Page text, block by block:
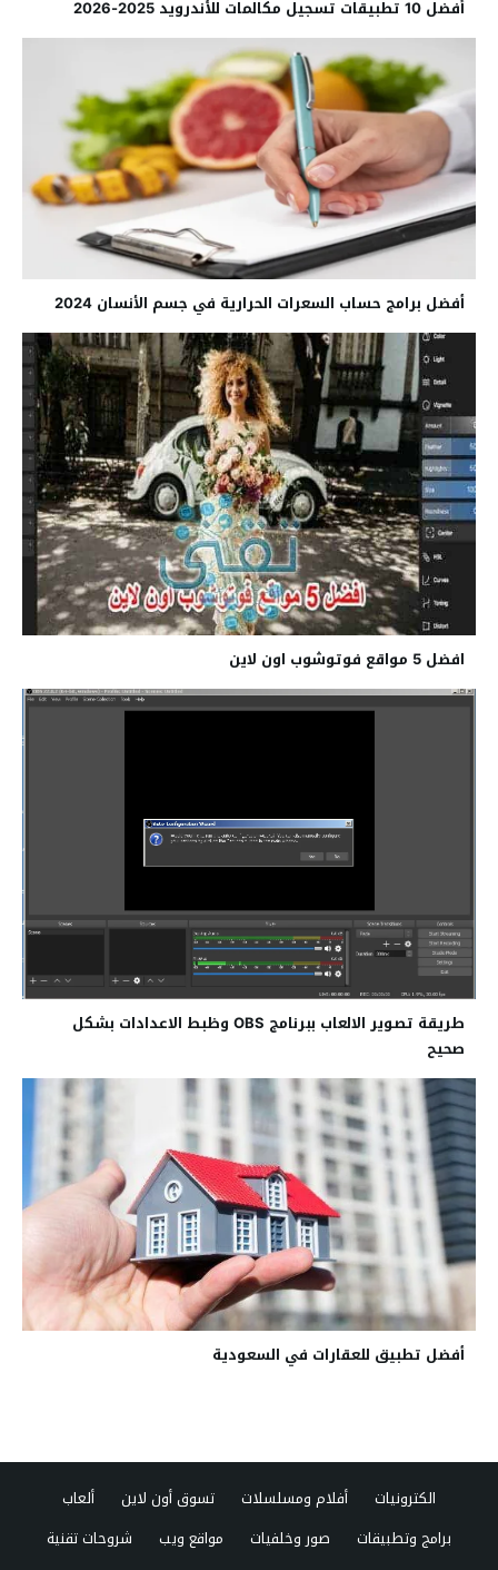
أفضل 10 تطبيقات تسجيل مكالمات للأندرويد 2025-2026
أفضل برامج حساب السعرات الحرارية في جسم الأنسان 2024
افضل 5 مواقع فوتوشوب اون لاين
طريقة تصوير الالعاب ببرنامج OBS وظبط الاعدادات بشكل
صحيح
أفضل تطبيق للعقارات في السعودية
الكترونيات أفلام ومسلسلات تسوق أون لاين
ألعاب
برامج وتطبيقات
صور وخلفيات مواقع ويب
شروحات تقنية